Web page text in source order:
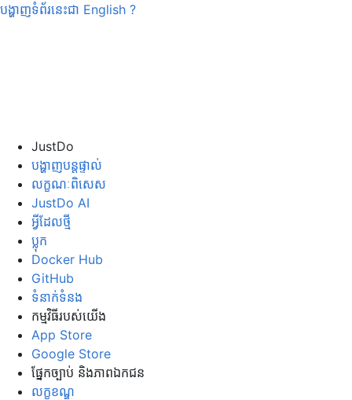
បង្ហាញទំព័រនេះជា English ?
JustDo
បង្ហាញបន្តផ្ទាល់
លក្ខណៈពិសេស
JustDo AI
អ្វីដែលថ្មី
ប្លុក
Docker Hub
GitHub
ទំនាក់ទំនង
កម្មវិធី​របស់​យើង
App Store
Google Store
ផ្នែក​ច្បាប់ និង​ភាព​ឯកជន
លក្ខខណ្ឌ